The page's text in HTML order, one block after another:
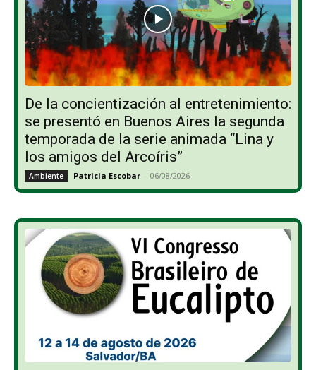
De la concientización al entretenimiento:
se presentó en Buenos Aires la segunda
temporada de la serie animada “Lina y
los amigos del Arcoíris”
Ambiente Patricia Escobar - 06/08/2026